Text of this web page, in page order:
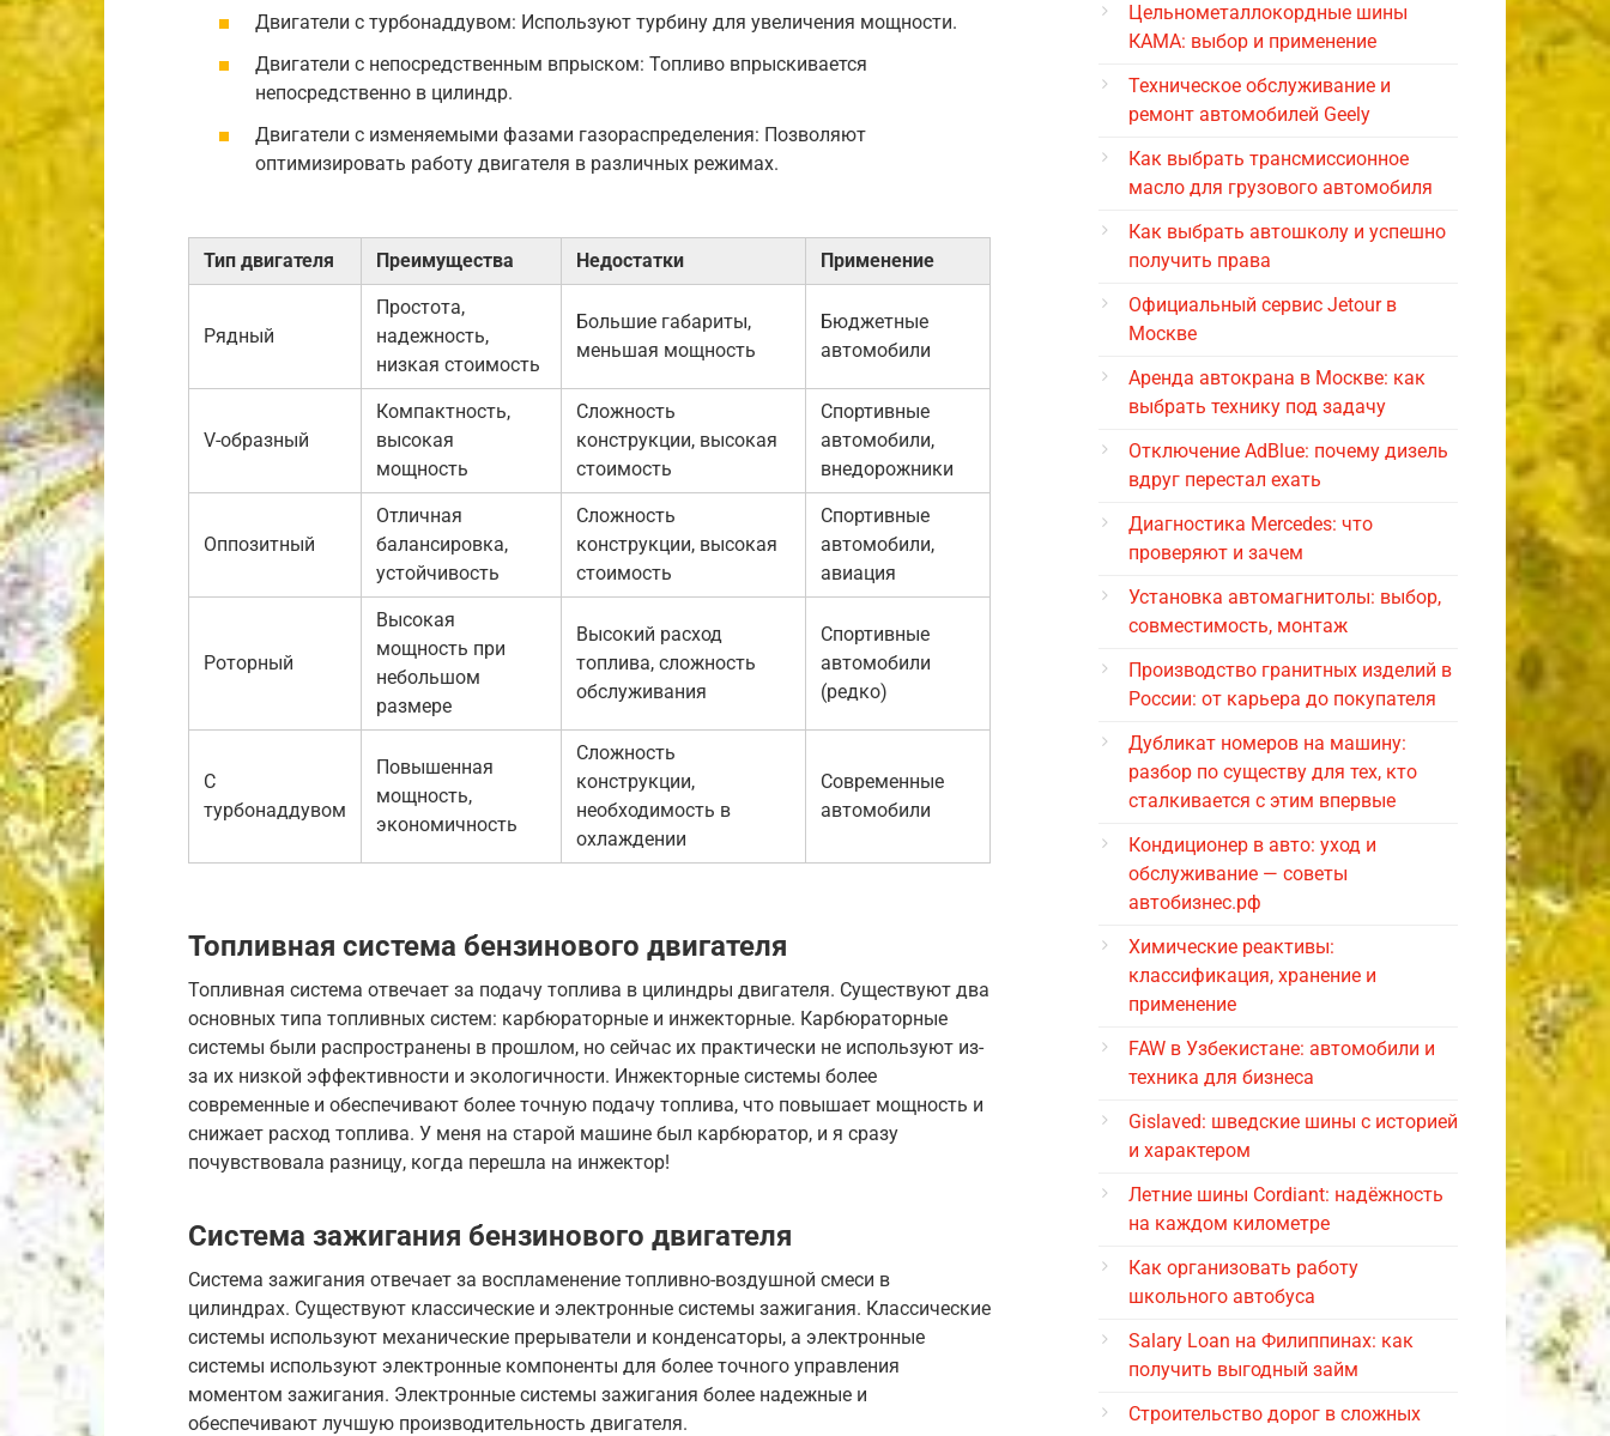
Двигатели с турбонаддувом: Используют турбину для увеличения мощности.
Двигатели с непосредственным впрыском: Топливо впрыскивается
непосредственно в цилиндр.
Двигатели с изменяемыми фазами газораспределения: Позволяют
оптимизировать работу двигателя в различных режимах.
Тип двигателя Преимущества Недостатки Применение
Рядный
Простота,
надежность,
низкая стоимость
Большие габариты,
меньшая мощность
Бюджетные
автомобили
V-образный
Компактность,
высокая
мощность
Сложность
конструкции, высокая
стоимость
Спортивные
автомобили,
внедорожники
Оппозитный
Отличная
балансировка,
устойчивость
Сложность
конструкции, высокая
стоимость
Спортивные
автомобили,
авиация
Роторный
Высокая
мощность при
небольшом
размере
Высокий расход
топлива, сложность
обслуживания
Спортивные
автомобили
(редко)
С
турбонаддувом
Повышенная
мощность,
экономичность
Сложность
конструкции,
необходимость в
охлаждении
Современные
автомобили
Топливная система бензинового двигателя
Топливная система отвечает за подачу топлива в цилиндры двигателя. Существуют два
основных типа топливных систем: карбюраторные и инжекторные. Карбюраторные
системы были распространены в прошлом, но сейчас их практически не используют из-
за их низкой эффективности и экологичности. Инжекторные системы более
современные и обеспечивают более точную подачу топлива, что повышает мощность и
снижает расход топлива. У меня на старой машине был карбюратор, и я сразу
почувствовала разницу, когда перешла на инжектор!
Система зажигания бензинового двигателя
Система зажигания отвечает за воспламенение топливно-воздушной смеси в
цилиндрах. Существуют классические и электронные системы зажигания. Классические
системы используют механические прерыватели и конденсаторы, а электронные
системы используют электронные компоненты для более точного управления
моментом зажигания. Электронные системы зажигания более надежные и
обеспечивают лучшую производительность двигателя.
Цельнометаллокордные шины
КАМА: выбор и применение
Техническое обслуживание и
ремонт автомобилей Geely
Как выбрать трансмиссионное
масло для грузового автомобиля
Как выбрать автошколу и успешно
получить права
Официальный сервис Jetour в
Москве
Аренда автокрана в Москве: как
выбрать технику под задачу
Отключение AdBlue: почему дизель
вдруг перестал ехать
Диагностика Mercedes: что
проверяют и зачем
Установка автомагнитолы: выбор,
совместимость, монтаж
Производство гранитных изделий в
России: от карьера до покупателя
Дубликат номеров на машину:
разбор по существу для тех, кто
сталкивается с этим впервые
Кондиционер в авто: уход и
обслуживание — советы
автобизнес.рф
Химические реактивы:
классификация, хранение и
применение
FAW в Узбекистане: автомобили и
техника для бизнеса
Gislaved: шведские шины с историей
и характером
Летние шины Cordiant: надёжность
на каждом километре
Как организовать работу
школьного автобуса
Salary Loan на Филиппинах: как
получить выгодный займ
Строительство дорог в сложных